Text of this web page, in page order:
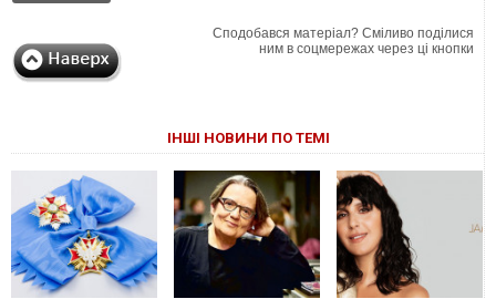
Сподобався матеріал? Сміливо поділися
ним в соцмережах через ці кнопки
ІНШІ НОВИНИ ПО ТЕМІ